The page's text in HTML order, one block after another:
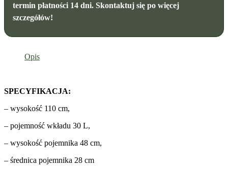
termin płatności 14 dni. Skontaktuj się po więcej
szczegółów!
Opis
SPECYFIKACJA:
– wysokość 110 cm,
– pojemność wkładu 30 L,
– wysokość pojemnika 48 cm,
– średnica pojemnika 28 cm